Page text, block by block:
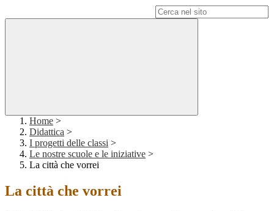
Home >
Didattica >
I progetti delle classi >
Le nostre scuole e le iniziative >
La città che vorrei
La città che vorrei